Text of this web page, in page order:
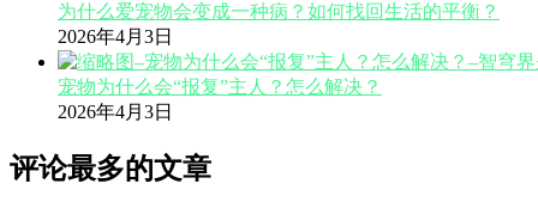
为什么爱宠物会变成一种病？如何找回生活的平衡？
2026年4月3日
宠物为什么会“报复”主人？怎么解决？
2026年4月3日
评论最多的文章